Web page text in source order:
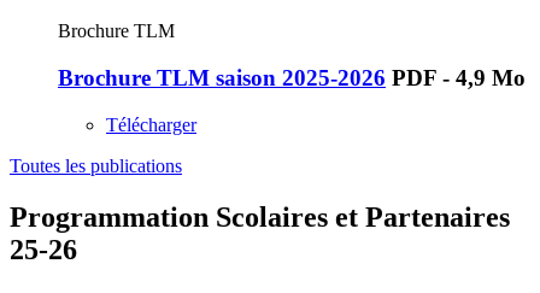
Brochure TLM
Brochure TLM saison 2025-2026 PDF - 4,9 Mo
Télécharger
Toutes les publications
Programmation Scolaires et Partenaires
25-26